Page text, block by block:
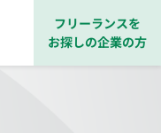
フリーランスを
お探しの企業の方